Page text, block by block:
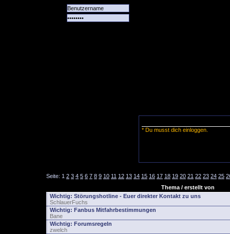
* Du musst dich einloggen.
Seite: 1 2 3 4 5 6 7 8 9 10 11 12 13 14 15 16 17 18 19 20 21 22 23 24 25
Thema / erstellt von
Wichtig: Störungshotline - Euer direkter Kontakt zu uns
SchlauerFuchs
Wichtig: Fanbus Mitfahrbestimmungen
Bane
Wichtig: Forumsregeln
zwelch